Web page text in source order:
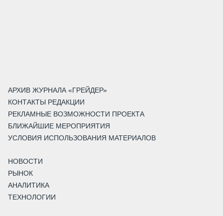
АРХИВ ЖУРНАЛА «ГРЕЙДЕР»
КОНТАКТЫ РЕДАКЦИИ
РЕКЛАМНЫЕ ВОЗМОЖНОСТИ ПРОЕКТА
БЛИЖАЙШИЕ МЕРОПРИЯТИЯ
УСЛОВИЯ ИСПОЛЬЗОВАНИЯ МАТЕРИАЛОВ
НОВОСТИ
РЫНОК
АНАЛИТИКА
ТЕХНОЛОГИИ